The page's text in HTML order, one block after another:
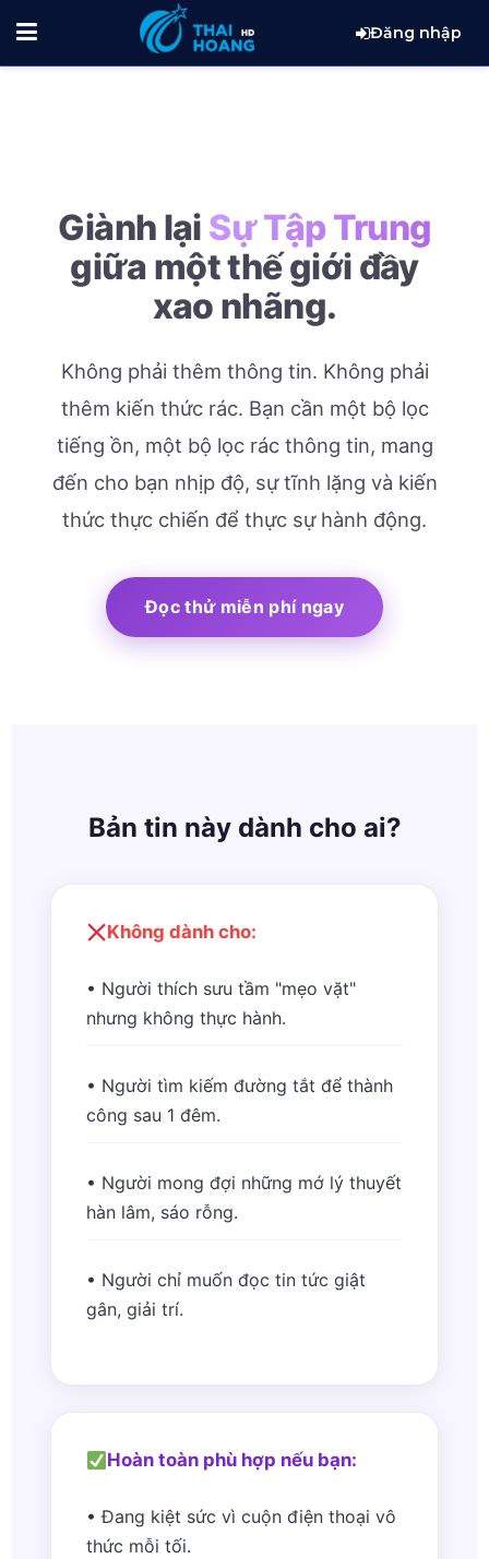
Đăng nhập
Giành lại Sự Tập Trung
giữa một thế giới đầy
xao nhãng.
Không phải thêm thông tin. Không phải
thêm kiến thức rác. Bạn cần một bộ lọc
tiếng ồn, một bộ lọc rác thông tin, mang
đến cho bạn nhịp độ, sự tĩnh lặng và kiến
thức thực chiến để thực sự hành động.
Đọc thử miễn phí ngay
Bản tin này dành cho ai?
Không dành cho:
• Người thích sưu tầm "mẹo vặt"
nhưng không thực hành.
• Người tìm kiếm đường tắt để thành
công sau 1 đêm.
• Người mong đợi những mớ lý thuyết
hàn lâm, sáo rỗng.
• Người chỉ muốn đọc tin tức giật
gân, giải trí.
Hoàn toàn phù hợp nếu bạn:
• Đang kiệt sức vì cuộn điện thoại vô
thức mỗi tối.